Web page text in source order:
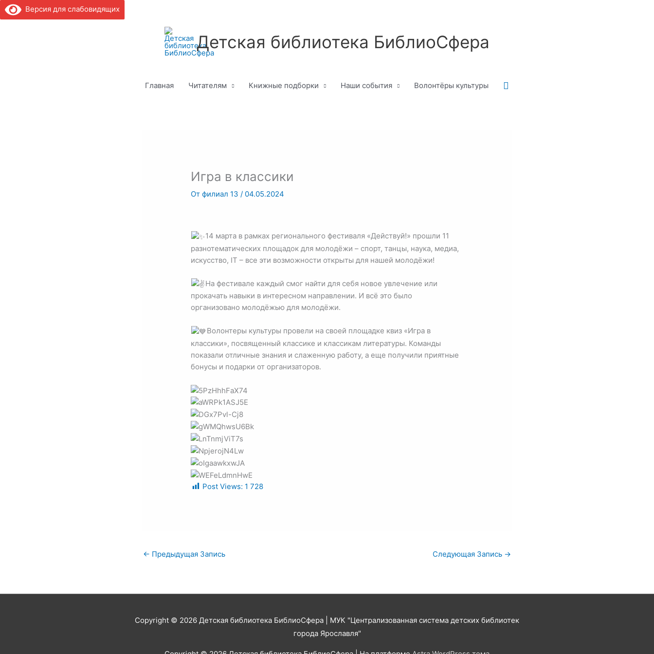
Версия для слабовидящих
Детская библиотека БиблиоСфера
Главная Читателям Книжные подборки Наши события Волонтёры культуры Поиск
Игра в классики
Отфилиал 13/ 04.05.2024
14 марта в рамках регионального фестиваля «Действуй!» прошли 11
разнотематических площадок для молодёжи – спорт, танцы, наука, медиа,
искусство, IT – все эти возможности открыты для нашей молодёжи!
На фестивале каждый смог найти для себя новое увлечение или
прокачать навыки в интересном направлении. И всё это было
организовано молодёжью для молодёжи.
Волонтеры культуры провели на своей площадке квиз «Игра в
классики», посвященный классике и классикам литературы. Команды
показали отличные знания и слаженную работу, а еще получили приятные
бонусы и подарки от организаторов.
Post Views: 1 728
← Предыдущая Запись Следующая Запись →
Copyright © 2026 Детская библиотека БиблиоСфера | МУК "Централизованная система детских библиотек
города Ярославля"